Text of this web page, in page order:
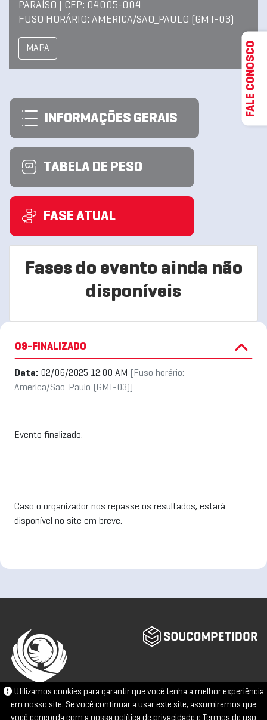
PARAÍSO | CEP: 04005-004
FUSO HORÁRIO: AMERICA/SAO_PAULO (GMT-03)
MAPA
INFORMAÇÕES GERAIS
TABELA DE PESO
FASE ATUAL
Fases do evento ainda não
disponíveis
09-FINALIZADO
Data: 02/06/2025 12:00 AM
[Fuso horário:
America/Sao_Paulo (GMT-03)]
Evento finalizado.
Caso o organizador nos repasse os resultados, estará
disponível no site em breve.
Utilizamos cookies para garantir que você tenha a melhor experiência
em nosso site. Se você continuar a usar este site, assumiremos que
você concorda com a nossa política de privacidade e Termos de uso
FALE CONOSCO